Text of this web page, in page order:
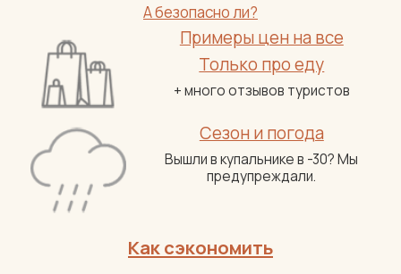
А безопасно ли?
Примеры цен на все
Только про еду
+ много отзывов туристов
Сезон и погода
Вышли в купальнике в -30? Мы
предупреждали.
Как сэкономить